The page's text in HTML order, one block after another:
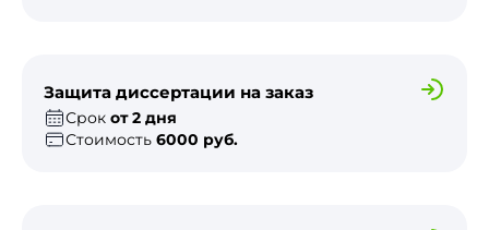
Защита диссертации на заказ
Срок от 2 дня
Стоимость 6000 руб.